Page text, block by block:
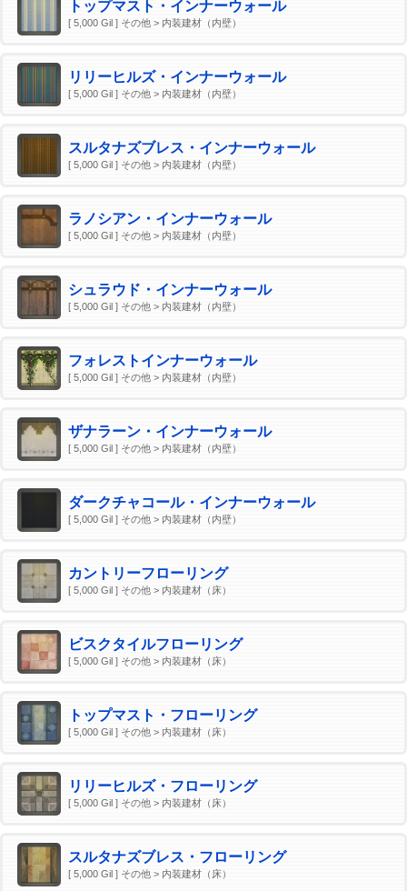
トップマスト・インナーウォール
[ 5,000 Gil ] その他 > 内装建材（内壁）
リリーヒルズ・インナーウォール
[ 5,000 Gil ] その他 > 内装建材（内壁）
スルタナズブレス・インナーウォール
[ 5,000 Gil ] その他 > 内装建材（内壁）
ラノシアン・インナーウォール
[ 5,000 Gil ] その他 > 内装建材（内壁）
シュラウド・インナーウォール
[ 5,000 Gil ] その他 > 内装建材（内壁）
フォレストインナーウォール
[ 5,000 Gil ] その他 > 内装建材（内壁）
ザナラーン・インナーウォール
[ 5,000 Gil ] その他 > 内装建材（内壁）
ダークチャコール・インナーウォール
[ 5,000 Gil ] その他 > 内装建材（内壁）
カントリーフローリング
[ 5,000 Gil ] その他 > 内装建材（床）
ビスクタイルフローリング
[ 5,000 Gil ] その他 > 内装建材（床）
トップマスト・フローリング
[ 5,000 Gil ] その他 > 内装建材（床）
リリーヒルズ・フローリング
[ 5,000 Gil ] その他 > 内装建材（床）
スルタナズブレス・フローリング
[ 5,000 Gil ] その他 > 内装建材（床）